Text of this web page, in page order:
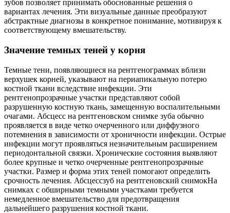
зубов позволяет принимать обоснованные решения о
вариантах лечения. Эти визуальные данные преобразуют
абстрактные диагнозы в конкретное понимание, мотивируя к
соответствующему вмешательству.
Значение темных теней у корня
Темные тени, появляющиеся на рентгенограммах вблизи
верхушек корней, указывают на периапикальную потерю
костной ткани вследствие инфекции. Эти
рентгенопрозрачные участки представляют собой
разрушенную костную ткань, замещенную воспалительными
очагами. Абсцесс на рентгеновском снимке зуба обычно
проявляется в виде четко очерченного или диффузного
потемнения в зависимости от хроничности инфекции. Острые
инфекции могут проявляться незначительным расширением
периодонтальной связки. Хронические состояния выявляют
более крупные и четко очерченные рентгенопрозрачные
участки. Размер и форма этих теней помогают определить
срочность лечения. Абсцессзуб на рентгеновский снимокНа
снимках с обширными темными участками требуется
немедленное вмешательство для предотвращения
дальнейшего разрушения костной ткани.